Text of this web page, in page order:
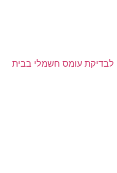
לבדיקת עומס חשמלי בבית